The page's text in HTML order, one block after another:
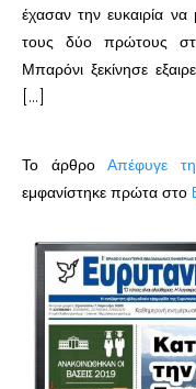
έχασαν την ευκαιρία
τους δύο πρώτους
Μπαρόνι ξεκίνησε
[…]
Το άρθρο Απέφυγε
εμφανίστηκε πρώτα στο